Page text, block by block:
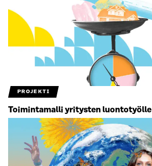
PROJEKTI
Toimintamalli yritysten luontotyölle